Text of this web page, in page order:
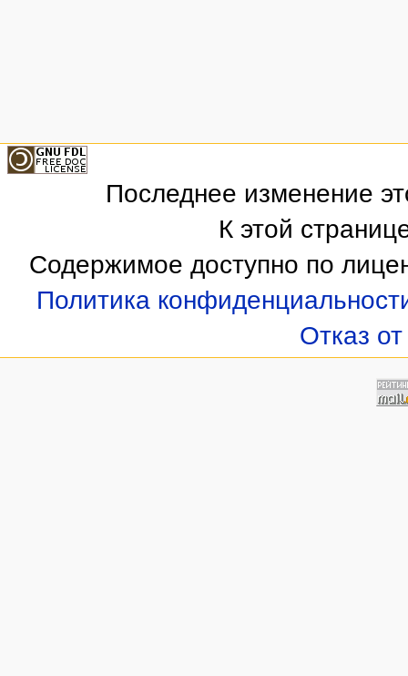
Последнее изменение
К этой
Содержимое доступно по
Политика
Отказ